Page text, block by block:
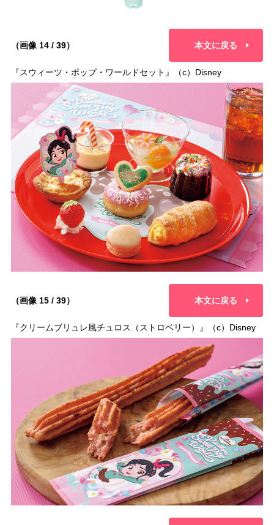
（画像 14 / 39） 本文に戻る
『スウィーツ・ポップ・ワールドセット』（c）Disney
（画像 15 / 39） 本文に戻る
『クリームブリュレ風チュロス（ストロベリー）』（c）Disney